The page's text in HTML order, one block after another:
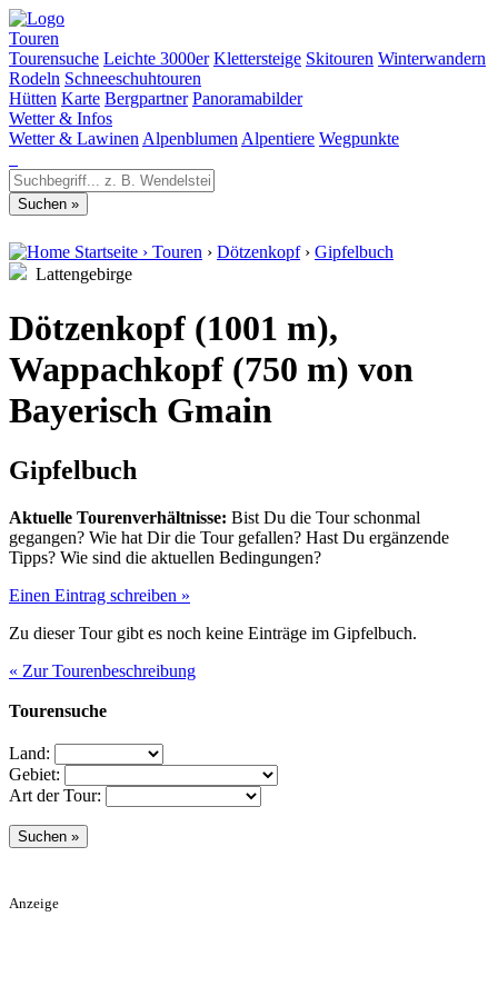
Touren
Tourensuche Leichte 3000er Klettersteige Skitouren Winterwandern
Rodeln Schneeschuhtouren
Hütten Karte Bergpartner Panoramabilder
Wetter & Infos
Wetter & Lawinen Alpenblumen Alpentiere Wegpunkte
Startseite › Touren › Dötzenkopf › Gipfelbuch
Lattengebirge
Dötzenkopf (1001 m),
Wappachkopf (750 m) von
Bayerisch Gmain
Gipfelbuch
Aktuelle Tourenverhältnisse: Bist Du die Tour schonmal
gegangen? Wie hat Dir die Tour gefallen? Hast Du ergänzende
Tipps? Wie sind die aktuellen Bedingungen?
Einen Eintrag schreiben »
Zu dieser Tour gibt es noch keine Einträge im Gipfelbuch.
« Zur Tourenbeschreibung
Tourensuche
Land:
Gebiet:
Art der Tour:
Anzeige